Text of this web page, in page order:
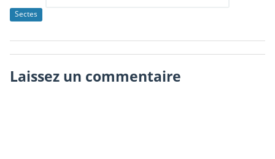
Sectes
Laissez un commentaire